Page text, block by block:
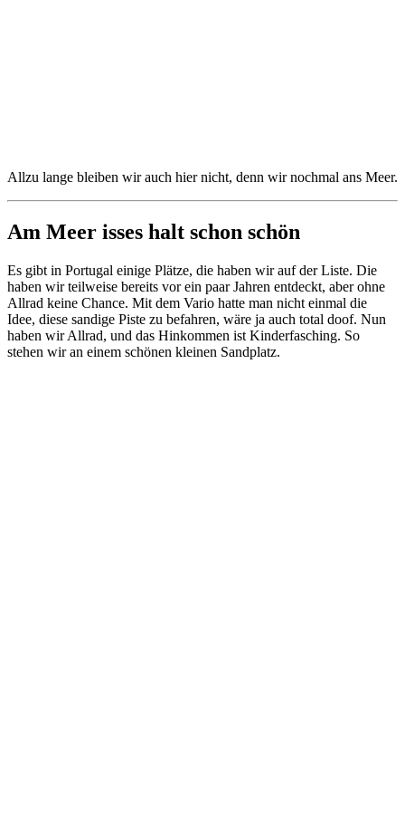
Allzu lange bleiben wir auch hier nicht, denn wir nochmal ans Meer.
Am Meer isses halt schon schön
Es gibt in Portugal einige Plätze, die haben wir auf der Liste. Die
haben wir teilweise bereits vor ein paar Jahren entdeckt, aber ohne
Allrad keine Chance. Mit dem Vario hatte man nicht einmal die
Idee, diese sandige Piste zu befahren, wäre ja auch total doof. Nun
haben wir Allrad, und das Hinkommen ist Kinderfasching. So
stehen wir an einem schönen kleinen Sandplatz.